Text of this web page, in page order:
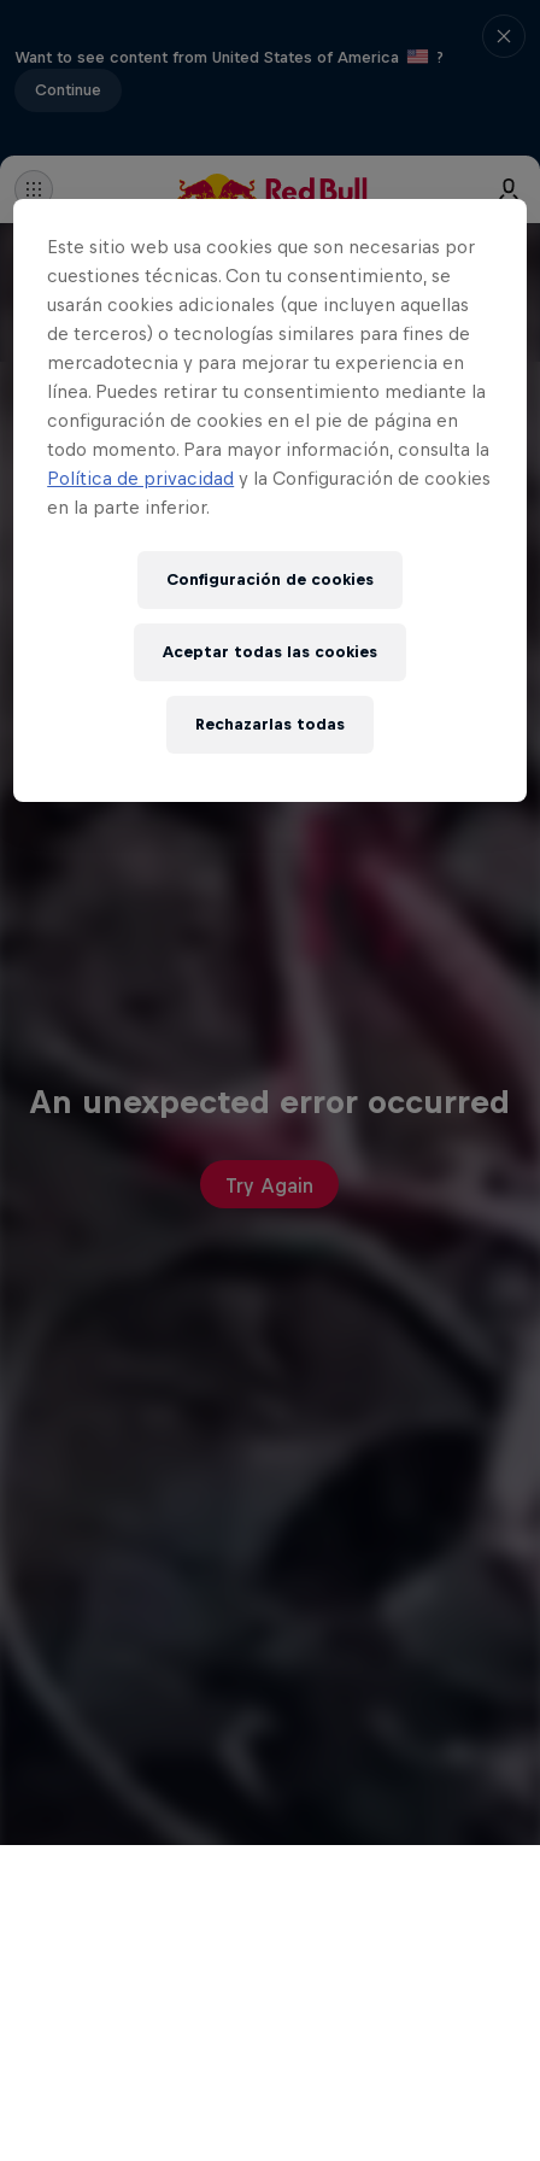
Want to see content from United States of America
?
Continue
An unexpected error occurred
Try Again
Este sitio web usa cookies que son necesarias por
cuestiones técnicas. Con tu consentimiento, se
usarán cookies adicionales (que incluyen aquellas
de terceros) o tecnologías similares para fines de
mercadotecnia y para mejorar tu experiencia en
línea. Puedes retirar tu consentimiento mediante la
configuración de cookies en el pie de página en
todo momento. Para mayor información, consulta la
Política de privacidad y la Configuración de cookies
en la parte inferior.
Configuración de cookies
Rechazarlas todas
Aceptar todas las cookies